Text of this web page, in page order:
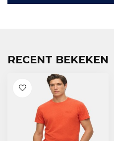
RECENT BEKEKEN